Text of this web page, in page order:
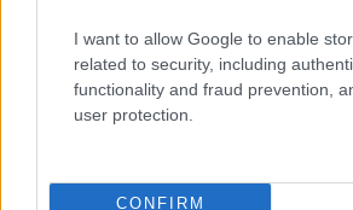
I want to allow Google to enable
related to security, including
functionality and fraud prevention,
user protection.
CONFIRM